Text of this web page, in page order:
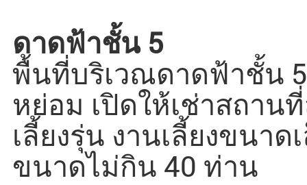
ดาดฟ้าชั้น 5
พื้นที่บริเวณดาดฟ้าชั้น
หย่อม เปิดให้เช่าสถาน
เลี้ยงรุ่น งานเลี้ยงขนา
ขนาดไม่กิน 40 ท่าน